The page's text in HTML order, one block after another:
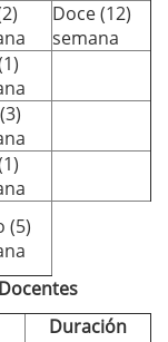
Doce (12)
semana
(5)
Duración